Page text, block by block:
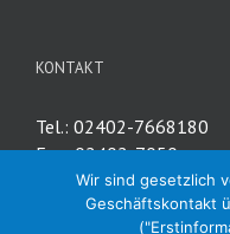
KONTAKT
Tel.: 02402-7668180
Fax: 02402-7050
E-Mail:Wir sind gesetzlich
Geschäftskontakt